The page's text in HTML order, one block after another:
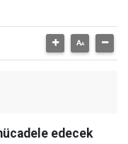
edecek